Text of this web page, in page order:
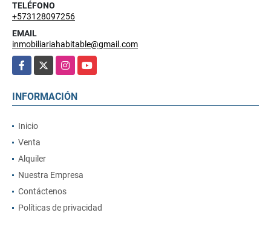
TELÉFONO
+573128097256
EMAIL
inmobiliariahabitable@gmail.com
Facebook
InstagramYouTube
INFORMACIÓN
Inicio
Venta
Alquiler
Nuestra Empresa
Contáctenos
Políticas de privacidad